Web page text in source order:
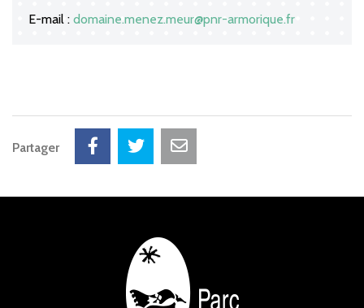
E-mail : domaine.menez.meur@pnr-armorique.fr
Partager